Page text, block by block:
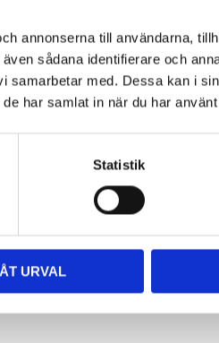
annonserna till användarna,
sådana identifierare och
med. Dessa kan i
har samlat in när du har
Statistik
URVAL